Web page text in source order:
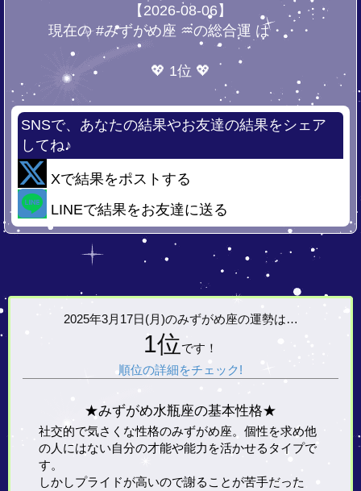
【2026-08-06】
現在の #みずがめ座 ♒の総合運 は・・・
💖 1位 💖
SNSで、あなたの結果やお友達の結果をシェア
してね♪
Xで結果をポストする
LINEで結果をお友達に送る
2025年3月17日(月)のみずがめ座の運勢は…
1位です！
順位の詳細をチェック!
★みずがめ水瓶座の基本性格★
社交的で気さくな性格のみずがめ座。個性を求め他
の人にはない自分の才能や能力を活かせるタイプで
す。
しかしプライドが高いので謝ることが苦手だった